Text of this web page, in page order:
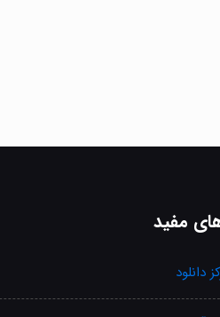
مفید
دانلود